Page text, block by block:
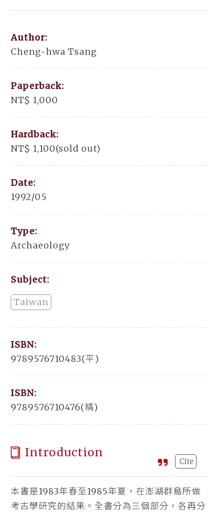
Author:
Cheng-hwa Tsang
Paperback:
NT$ 1,000
Hardback:
NT$ 1,100(sold out)
Date:
1992/05
Type:
Archaeology
Subject:
Taiwan
ISBN:
9789576710483(平)
ISBN:
9789576710476(精)
Introduction
Cite
本書是1983年春至1985年夏，在澎湖群島所做
考古學研究的結果。全書分為三個部分，各再分